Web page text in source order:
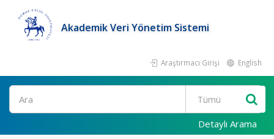
Akademik Veri Yönetim Sistemi
Araştırmacı Girişi English
Ara
Detaylı Arama